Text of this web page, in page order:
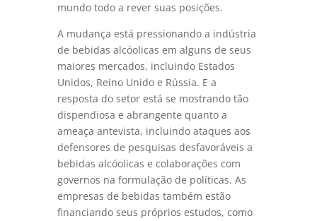
mundo todo a rever suas posições.
A mudança está pressionando a indústria
de bebidas alcóolicas em alguns de seus
maiores mercados, incluindo Estados
Unidos, Reino Unido e Rússia. E a
resposta do setor está se mostrando tão
dispendiosa e abrangente quanto a
ameaça antevista, incluindo ataques aos
defensores de pesquisas desfavoráveis a
bebidas alcóolicas e colaborações com
governos na formulação de políticas. As
empresas de bebidas também estão
financiando seus próprios estudos, como